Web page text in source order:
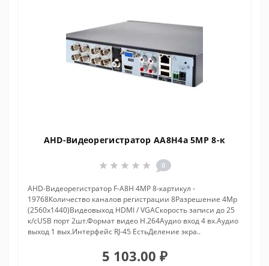
AHD-Видеорегистратор AA8H4a 5MP 8-к
0
AHD-Видеорегистратор F-A8H 4MP 8-картикул -
19768Количество каналов регистрации 8Разрешение 4Mp
(2560x1440)Видеовыход HDMI / VGAСкорость записи до 25
к/сUSB порт 2шт.Формат видео H.264Аудио вход 4 вх.Аудио
выход 1 вых.Интерфейс RJ-45 ЕстьДеление экра..
5 103.00 ₽